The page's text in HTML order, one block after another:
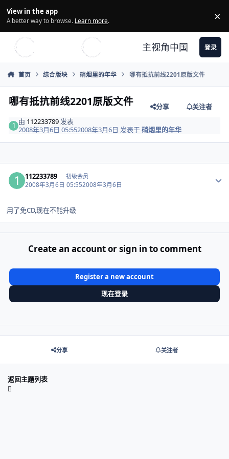
View in the app
A better way to browse. Learn more. ×
主视角中国 登录
首页 综合版块 硝烟里的年华 哪有抵抗前线2201原版文件
哪有抵抗前线2201原版文件 分享
关注者
由 112233789 发表
2008年3月6日 05:552008年3月6日 发表于硝烟里的年华
112233789 初级会员
2008年3月6日 05:552008年3月6日
用了免CD,现在不能升级
Create an account or sign in to comment
Register a new account
现在登录
分享 关注者
返回主题列表